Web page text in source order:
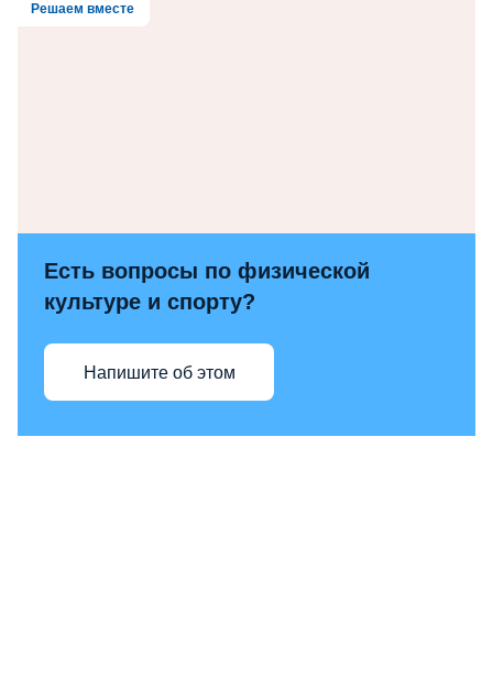
Решаем вместе
Есть вопросы по физической
культуре и спорту?
Напишите об этом